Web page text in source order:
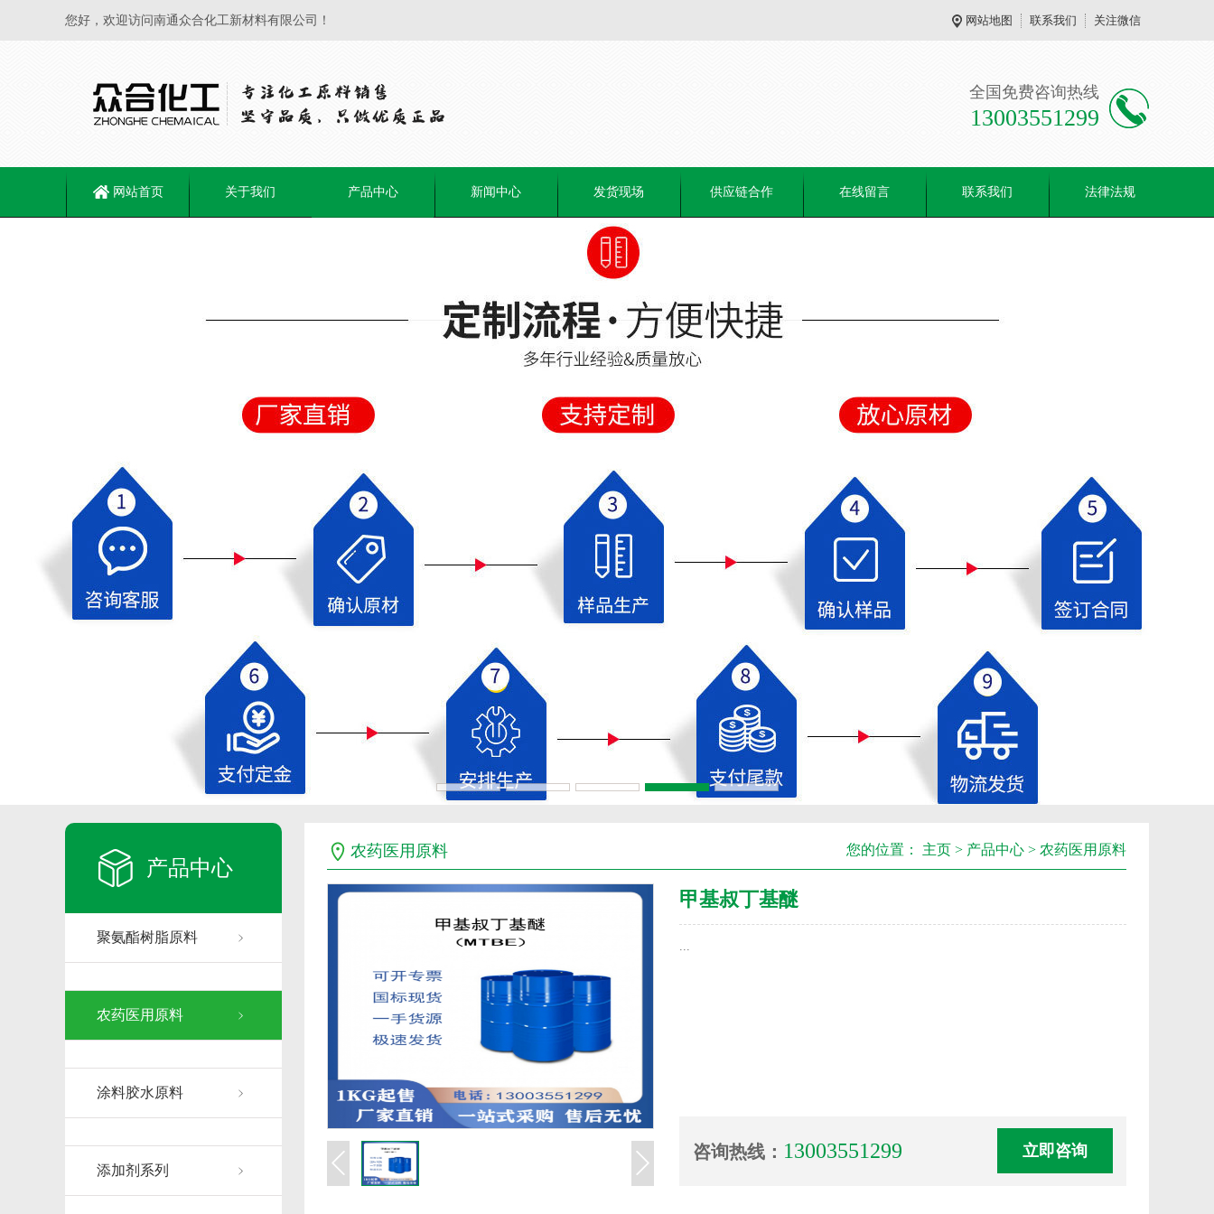
您好，欢迎访问南通众合化工新材料有限公司！ 网站地图 联系我们 关注微信
全国免费咨询热线
13003551299
网站首页 关于我们 产品中心 新闻中心 发货现场 供应链合作 在线留言 联系我们 法律法规
产品中心
聚氨酯树脂原料
农药医用原料
涂料胶水原料
添加剂系列
农药医用原料 您的位置： 主页 > 产品中心 > 农药医用原料
甲基叔丁基醚
...
咨询热线： 13003551299 立即咨询